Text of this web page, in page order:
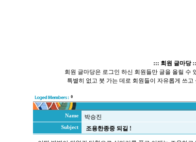
::: 회원 글마당
회원 글마당은 로그인 하신 회원들만 글을 올릴 수
특별히 없고 붓 가는 데로 회원들이 자유롭게 쓰
0
Name 박승진
Subject 조용한종중 되길 !